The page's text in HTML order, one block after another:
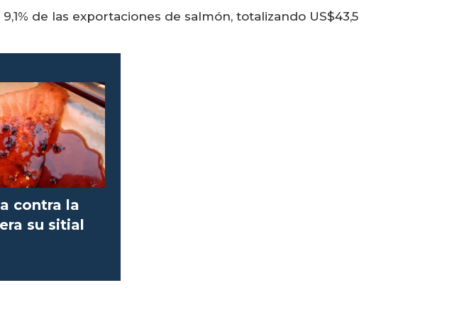
de las exportaciones de salmón, totalizando US$43,5
contra la
su sitial